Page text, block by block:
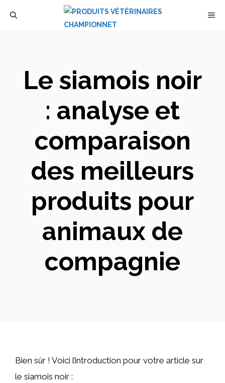
Le siamois noir
: analyse et
comparaison
des meilleurs
produits pour
animaux de
compagnie
Bien sûr ! Voici l’introduction pour votre article sur
le siamois noir :